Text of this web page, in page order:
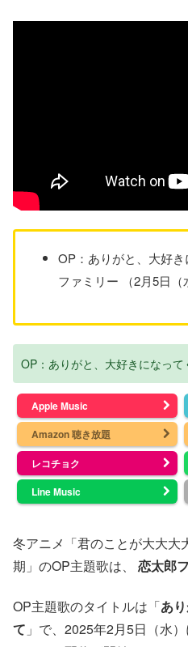
OP：ありがと、大好
ファミリー （2月5日（
OP：ありがと、大好きになっ
Apple Music
Amazon 聴き放題
レコチョク
Line Music
冬アニメ「君のことが大大大
期」のOP主題歌は、 恋太郎
OP主題歌のタイトルは「あ
て 」で、2025年2月5日（水